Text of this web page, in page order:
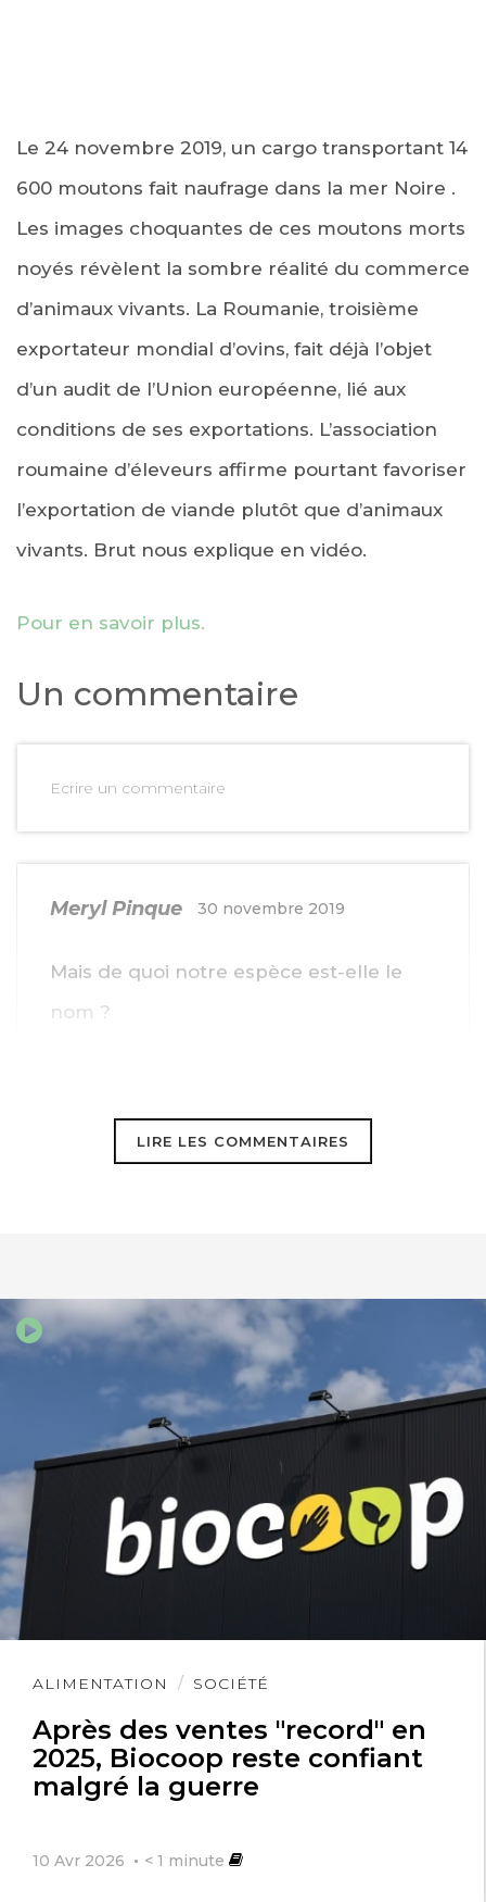
Le 24 novembre 2019, un cargo transportant 14
600 moutons fait naufrage dans la mer Noire .
Les images choquantes de ces moutons morts
noyés révèlent la sombre réalité du commerce
d’animaux vivants. La Roumanie, troisième
exportateur mondial d’ovins, fait déjà l’objet
d’un audit de l’Union européenne, lié aux
conditions de ses exportations. L’association
roumaine d’éleveurs affirme pourtant favoriser
l’exportation de viande plutôt que d’animaux
vivants. Brut nous explique en vidéo.
Pour en savoir plus.
Un commentaire
Ecrire un commentaire
Meryl Pinque 30 novembre 2019
Mais de quoi notre espèce est-elle le
nom ?
LIRE LES COMMENTAIRES
ALIMENTATION SOCIÉTÉ
Après des ventes "record" en
2025, Biocoop reste confiant
malgré la guerre
10 Avr 2026 < 1 minute
Lire